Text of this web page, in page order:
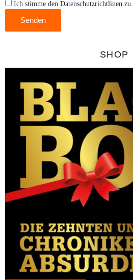
Ich stimme den Datenschutzrichtlinen zu.
Senden
SHOP